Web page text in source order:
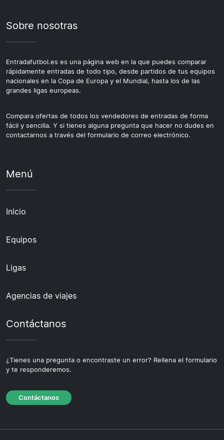
Sobre nosotras
Entradafutbol.es es una página web en la que puedes comparar
rápidamente entradas de todo tipo, desde partidos de tus equipos
nacionales en la Copa de Europa y el Mundial, hasta los de las
grandes ligas europeas.
Compara ofertas de todos los vendedores de entradas de forma
fácil y sencilla. Y si tienes alguna pregunta que hacer no dudes en
contactarnos a través del formulario de correo electrónico.
Menú
Inicio
Equipos
Ligas
Agencias de viajes
Contáctanos
¿Tienes una pregunta o encontraste un error? Rellena el formulario
y te responderemos.
Contáctanos